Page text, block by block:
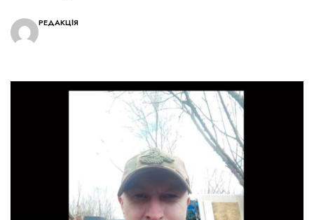
РЕДАКЦІЯ